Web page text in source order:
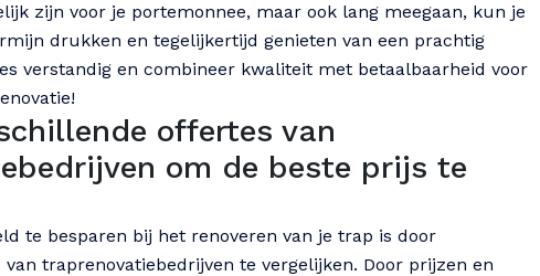
zijn voor je portemonnee, maar ook lang meegaan, kun je
drukken en tegelijkertijd genieten van een prachtig
verstandig en combineer kwaliteit met betaalbaarheid voor
offertes van
om de beste prijs te
te besparen bij het renoveren van je trap is door
traprenovatiebedrijven te vergelijken. Door prijzen en